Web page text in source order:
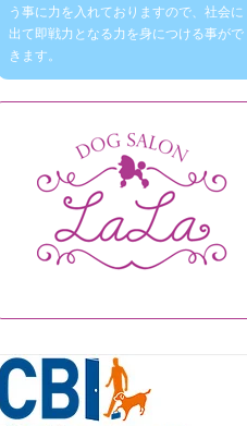
う事に力を入れておりますので、社会に
出て即戦力となる力を身につける事がで
きます。